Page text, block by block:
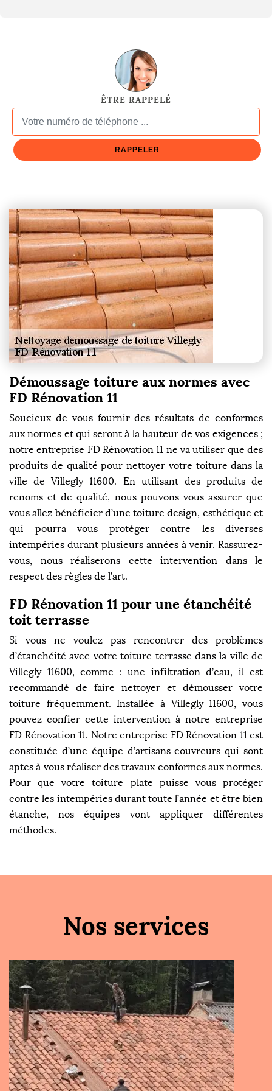
ÊTRE RAPPELÉ
Démoussage toiture aux normes avec
FD Rénovation 11
Soucieux de vous fournir des résultats de conformes
aux normes et qui seront à la hauteur de vos exigences ;
notre entreprise FD Rénovation 11 ne va utiliser que des
produits de qualité pour nettoyer votre toiture dans la
ville de Villegly 11600. En utilisant des produits de
renoms et de qualité, nous pouvons vous assurer que
vous allez bénéficier d’une toiture design, esthétique et
qui pourra vous protéger contre les diverses
intempéries durant plusieurs années à venir. Rassurez-
vous, nous réaliserons cette intervention dans le
respect des règles de l’art.
FD Rénovation 11 pour une étanchéité
toit terrasse
Si vous ne voulez pas rencontrer des problèmes
d’étanchéité avec votre toiture terrasse dans la ville de
Villegly 11600, comme : une infiltration d’eau, il est
recommandé de faire nettoyer et démousser votre
toiture fréquemment. Installée à Villegly 11600, vous
pouvez confier cette intervention à notre entreprise
FD Rénovation 11. Notre entreprise FD Rénovation 11 est
constituée d’une équipe d’artisans couvreurs qui sont
aptes à vous réaliser des travaux conformes aux normes.
Pour que votre toiture plate puisse vous protéger
contre les intempéries durant toute l’année et être bien
étanche, nos équipes vont appliquer différentes
méthodes.
Nos services